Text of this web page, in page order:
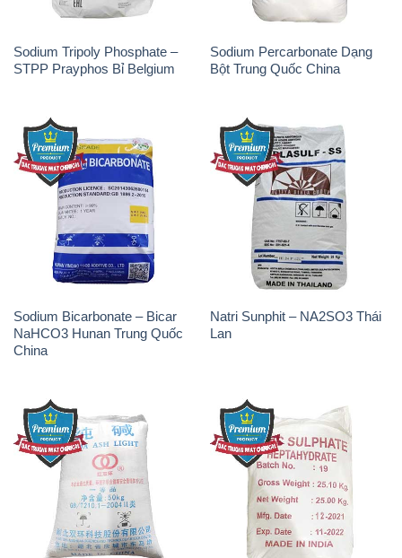
Sodium Tripoly Phosphate –
STPP Prayphos Bỉ Belgium
Sodium Percarbonate Dạng
Bột Trung Quốc China
Sodium Bicarbonate – Bicar
NaHCO3 Hunan Trung Quốc
China
Natri Sunphit – NA2SO3 Thái
Lan